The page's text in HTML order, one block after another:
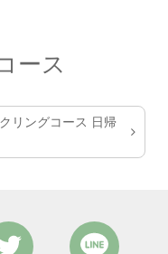
ース
リングコース 日帰